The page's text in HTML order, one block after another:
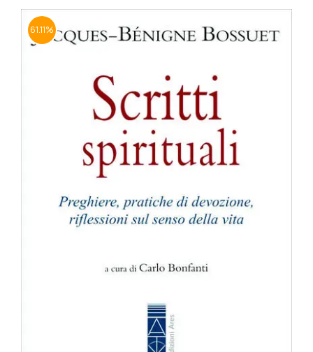
BIOGRAFIE
61.11%